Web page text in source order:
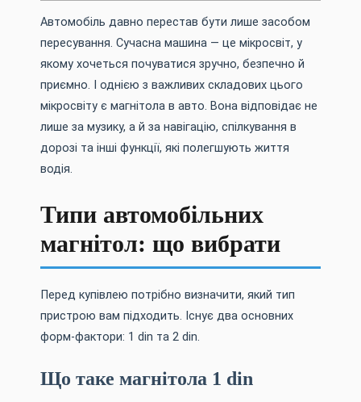
Автомобіль давно перестав бути лише засобом
пересування. Сучасна машина — це мікросвіт, у
якому хочеться почуватися зручно, безпечно й
приємно. І однією з важливих складових цього
мікросвіту є магнітола в авто. Вона відповідає не
лише за музику, а й за навігацію, спілкування в
дорозі та інші функції, які полегшують життя
водія.
Типи автомобільних
магнітол: що вибрати
Перед купівлею потрібно визначити, який тип
пристрою вам підходить. Існує два основних
форм-фактори: 1 din та 2 din.
Що таке магнітола 1 din